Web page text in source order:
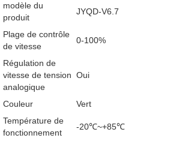
modèle du
produit
JYQD-V6.7
Plage de contrôle
de vitesse
0-100%
Régulation de
vitesse de tension
analogique
Oui
Couleur
Vert
Température de
fonctionnement
-20℃~+85℃